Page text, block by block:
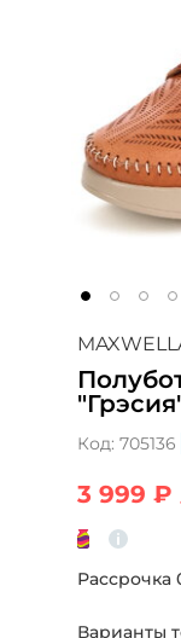
Код: 705136
3 999 ₽
Рассрочка
Варианты